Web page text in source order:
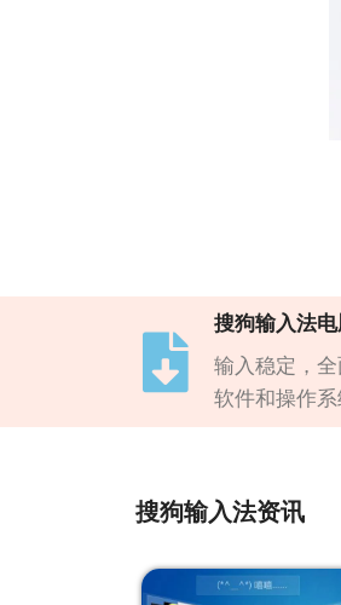
搜狗输入法
输入稳定，
软件和操作
搜狗输入法资讯